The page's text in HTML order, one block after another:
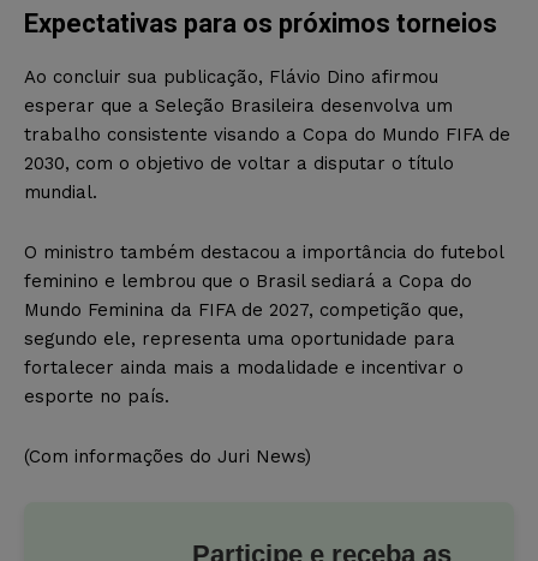
Expectativas para os próximos torneios
Ao concluir sua publicação, Flávio Dino afirmou
esperar que a Seleção Brasileira desenvolva um
trabalho consistente visando a Copa do Mundo FIFA de
2030, com o objetivo de voltar a disputar o título
mundial.
O ministro também destacou a importância do futebol
feminino e lembrou que o Brasil sediará a Copa do
Mundo Feminina da FIFA de 2027, competição que,
segundo ele, representa uma oportunidade para
fortalecer ainda mais a modalidade e incentivar o
esporte no país.
(Com informações do Juri News)
Participe e receba as